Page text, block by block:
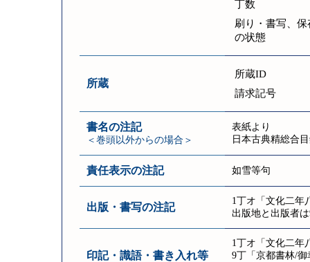
丁数
刷り・書写、保
の状態
所蔵
所蔵ID
請求記号
書名の注記
＜巻頭以外からの場合＞
表紙より
日本古典精総合
責任表示の注記 如雪等句
出版・書写の注記
1丁オ「文化二年
出版地と出版者
印記・識語・書き入れ等
1丁オ「文化二年
9丁「京都書林/